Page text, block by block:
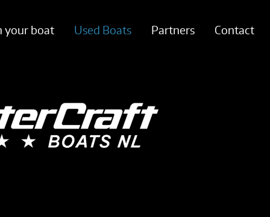
your boat Used Boats Partners Contact